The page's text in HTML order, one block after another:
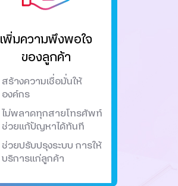
เพิ่มความพึงพอใจ
ของลูกค้า
สร้างความเชื่อมั่นให้
องค์กร
ไม่พลาดทุกสายโทรศัพท์
ช่วยแก้ปัญหาได้ทันที
ช่วยปรับปรุงระบบ การให้
บริการแก่ลูกค้า